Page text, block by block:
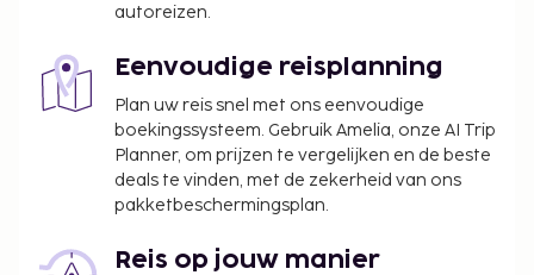
autoreizen.
Eenvoudige reisplanning
Plan uw reis snel met ons eenvoudige
boekingssysteem. Gebruik Amelia, onze AI Trip
Planner, om prijzen te vergelijken en de beste
deals te vinden, met de zekerheid van ons
pakketbeschermingsplan.
Reis op jouw manier